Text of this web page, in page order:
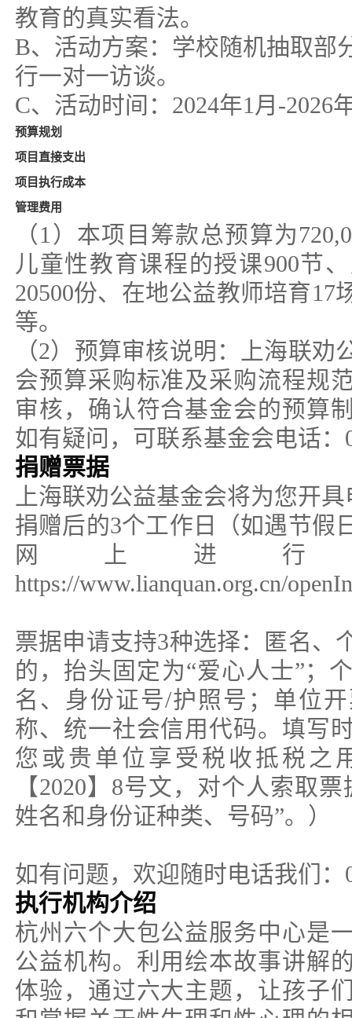
教育的真实看法。
B、活动方案：学校随机抽取部
行一对一访谈。
C、活动时间：2024年1月-2026
预算规划
项目直接支出
项目执行成本
管理费用
（1）本项目筹款总预算为
儿童性教育课程的授课900节
20500份、在地公益教师培育17
等。
（2）预算审核说明：上海联劝
会预算采购标准及采购流程规
审核，确认符合基金会的预算
如有疑问，可联系基金会电话：
捐赠票据
上海联劝公益基金会将为您开
捐赠后的3个工作日（如遇节假
网上进行
https://www.lianquan.org.cn/
票据申请支持3种选择：匿名、
的，抬头固定为“爱心人士”；
名、身份证号/护照号；单位
称、统一社会信用代码。填写
您或贵单位享受税收抵税之
【2020】8号文，对个人索取
姓名和身份证种类、号码”。）
如有问题，欢迎随时电话我们：
执行机构介绍
杭州六个大包公益服务中心是
公益机构。利用绘本故事讲解
体验，通过六大主题，让孩子